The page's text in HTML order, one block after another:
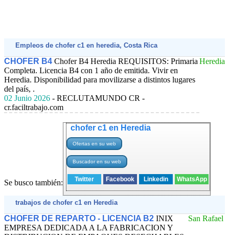
Empleos de chofer c1 en heredia, Costa Rica
CHOFER B4 Chofer B4 Heredia REQUISITOS: Primaria
Completa. Licencia B4 con 1 año de emitida. Vivir en
Heredia. Disponibilidad para movilizarse a distintos lugares
del país, .
02 Junio 2026 - RECLUTAMUNDO CR -
cr.faciltrabajo.com
Heredia
Se busco también:
chofer c1 en Heredia
Twitter Facebook Linkedin WhatsApp
trabajos de chofer c1 en Heredia
CHOFER DE REPARTO - LICENCIA B2 INIX
EMPRESA DEDICADA A LA FABRICACION Y
San Rafael